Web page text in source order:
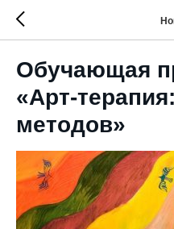
Обучающая
«Арт-
методов»